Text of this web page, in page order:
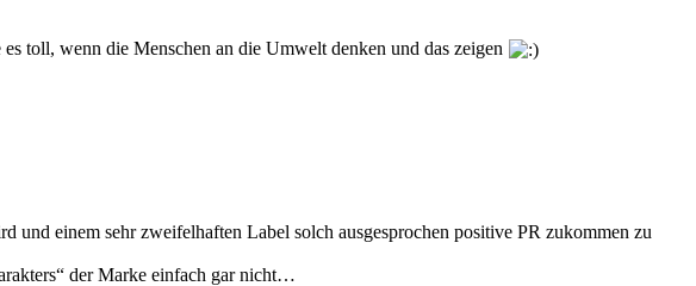
toll, wenn die Мenschen an die Umwelt denken und das zeigen
und einem sehr zweifelhaften Label solch ausgesprochen positive PR zukommen zu
der Marke einfach gar nicht…